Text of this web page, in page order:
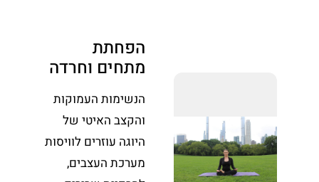
הפחתת
מתחים וחרדה
הנשימות העמוקות
והקצב האיטי של
היוגה עוזרים לוויסות
מערכת העצבים,